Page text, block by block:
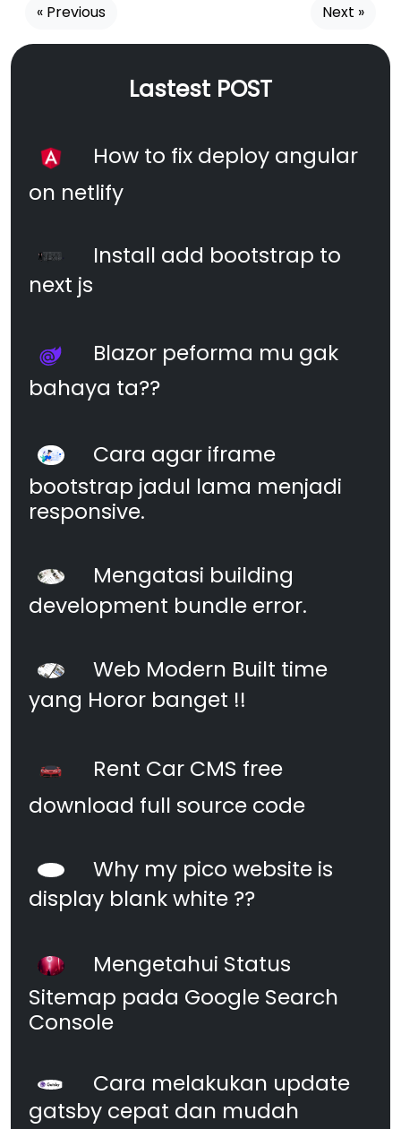
« Previous Next »
Lastest POST
How to fix deploy angular
on netlify
Install add bootstrap to
next js
Blazor peforma mu gak
bahaya ta??
Cara agar iframe
bootstrap jadul lama menjadi
responsive.
Mengatasi building
development bundle error.
Web Modern Built time
yang Horor banget !!
Rent Car CMS free
download full source code
Why my pico website is
display blank white ??
Mengetahui Status
Sitemap pada Google Search
Console
Cara melakukan update
gatsby cepat dan mudah